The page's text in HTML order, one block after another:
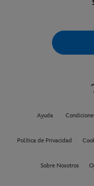
Ayuda
Política de Privacidad
Sobre Nosotros